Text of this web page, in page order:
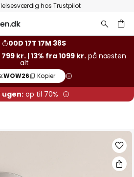
hos Trustpilot
00D 17T 17M 37S
kr. | 13% fra 1099 kr. på næsten
alt
WOW26 Kopier
ugen:op til 70%